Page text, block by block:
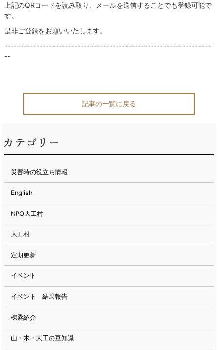
上記のQRコードを読み取り、メールを送信することでも登録可能で
す。
是非ご登録をお願いいたします。
-----------------------------------------------------------------------
--
記事の一覧に戻る
災害時の役立ち情報
English
NPO大工村
大工村
定期更新
イベント
イベント 結果報告
棟梁紹介
山・木・大工の豆知識